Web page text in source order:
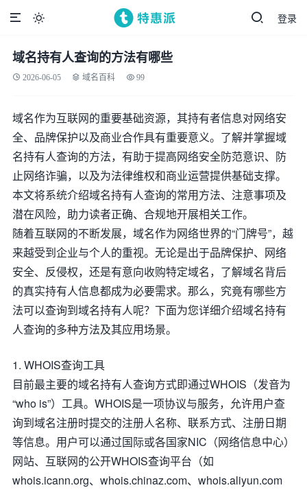
登录

域名持有人查询的方法有哪些
2026-06-05 域名百科 99
域名作为互联网的重要基础资源，其持有者信息对网络安
全、品牌保护以及商业合作具有重要意义。了解并掌握域
名持有人查询的方法，有助于提高网络安全防范意识、防
止网络诈骗，以及为法律维权和商业运营提供基础支撑。
本文将系统介绍域名持有人查询的常用方法、注意事项及
潜在风险，助力读者正确、合规地开展相关工作。
随着互联网的不断发展，域名作为网络世界的“门牌号”，越
来越受到企业与个人的重视。无论是出于品牌保护、网络
安全、反侵权，还是有意向收购特定域名，了解域名背后
的真实持有人信息都成为必要需求。那么，究竟有哪些方
法可以查询到域名持有人呢？下面为您详细介绍域名持有
人查询的多种方法及其应用场景。
1. WHOIS查询工具
目前最主要的域名持有人查询方式即通过WHOIS（发音为
“who is”）工具。WHOIS是一项协议与服务，允许用户查
询到域名注册时提交的注册人名称、联系方式、注册日期
等信息。用户可以通过国际或各国家NIC（网络信息中心）
网站、互联网的公开WHOIS查询平台（如
whois.icann.org、whois.chinaz.com、whois.aliyun.com